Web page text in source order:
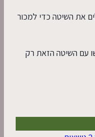
את השיטה כדי למכור
עם השיטה הזאת רק